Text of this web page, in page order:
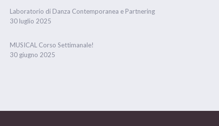
Laboratorio di Danza Contemporanea e Partnering
30 luglio 2025
MUSICAL Corso Settimanale!
30 giugno 2025